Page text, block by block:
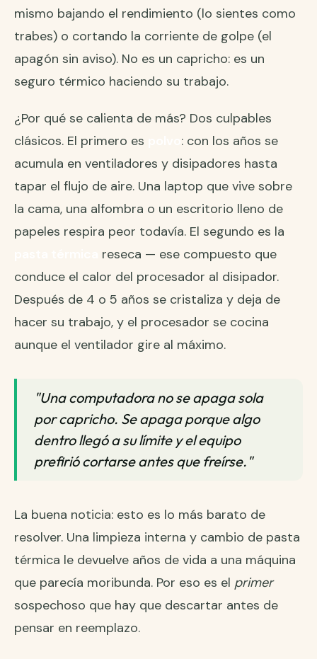
mismo bajando el rendimiento (lo sientes como
trabes) o cortando la corriente de golpe (el
apagón sin aviso). No es un capricho: es un
seguro térmico haciendo su trabajo.
¿Por qué se calienta de más? Dos culpables
clásicos. El primero es
: con los años se
acumula en ventiladores y disipadores hasta
tapar el flujo de aire. Una laptop que vive sobre
la cama, una alfombra o un escritorio lleno de
papeles respira peor todavía. El segundo es la
reseca — ese compuesto que
conduce el calor del procesador al disipador.
Después de 4 o 5 años se cristaliza y deja de
hacer su trabajo, y el procesador se cocina
aunque el ventilador gire al máximo.
"Una computadora no se apaga sola
por capricho. Se apaga porque algo
dentro llegó a su límite y el equipo
prefirió cortarse antes que freírse."
La buena noticia: esto es lo más barato de
resolver. Una limpieza interna y cambio de pasta
térmica le devuelve años de vida a una máquina
que parecía moribunda. Por eso es el primer
sospechoso que hay que descartar antes de
pensar en reemplazo.